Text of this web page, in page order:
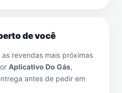
de você
revendas mais próximas
Aplicativo Do Gás,
antes de pedir em